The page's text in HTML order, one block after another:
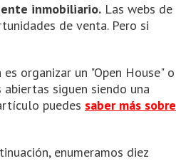
inmobiliario. Las webs de
de venta. Pero si
organizar un "Open House" o
siguen siendo una
puedes saber más sobre
enumeramos diez